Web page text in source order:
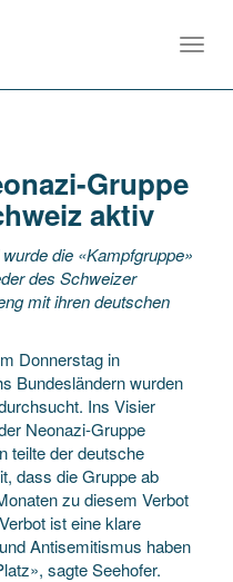
Gruppe
aktiv
die «Kampfgruppe»
des Schweizer
mit ihren deutschen
Donnerstag in
Bundes­ländern wurden
Ins Visier
Neonazi-Gruppe
teilte der deutsche
dass die Gruppe ab
zu diesem Verbot
ist eine klare
Antisemitismus haben
sagte Seehofer.